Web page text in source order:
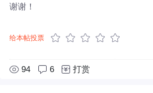
谢谢！
给本帖投票
94 6 打赏